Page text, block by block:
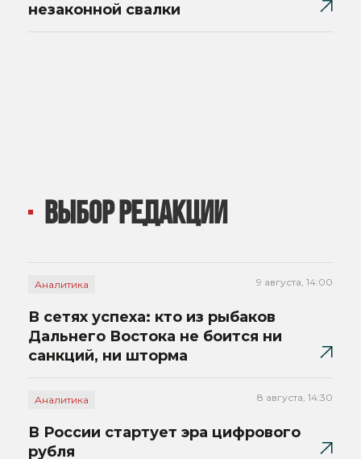
незаконной свалки
ВЫБОР РЕДАКЦИИ
Аналитика 9 августа, 14:00
В сетях успеха: кто из рыбаков
Дальнего Востока не боится ни
санкций, ни шторма
Аналитика 8 августа, 14:30
В России стартует эра цифрового
рубля